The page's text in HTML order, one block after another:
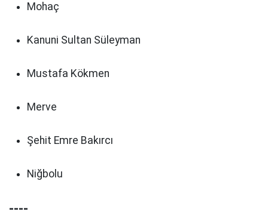
Mohaç
Kanuni Sultan Süleyman
Mustafa Kökmen
Merve
Şehit Emre Bakırcı
Niğbolu
----